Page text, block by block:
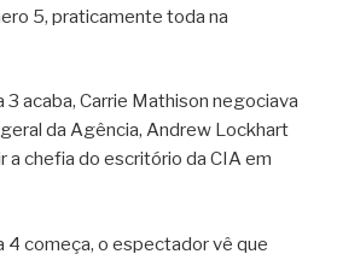
5, praticamente toda na
3 acaba, Carrie Mathison negociava
da Agência, Andrew Lockhart
a chefia do escritório da CIA em
4 começa, o espectador vê que